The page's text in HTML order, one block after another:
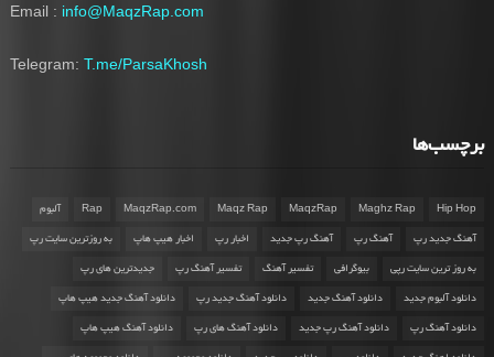
Email : info@MaqzRap.com
Telegram: T.me/ParsaKhosh
برچسب‌ها
Hip Hop
Maghz Rap
MaqzRap
Maqz Rap
MaqzRap.com
Rap آلبوم
آهنگ جدید رپ آهنگ رپ آهنگ رپ جدید اخبار رپ اخبار هیپ هاپ به روزترین سایت رپ
به روز ترین سایت رپی بیوگرافی تفسیر آهنگ تفسیر آهنگ رپ جدیدترین های رپ
دانلود آلبوم جدید دانلود آهنگ جدید دانلود آهنگ جدید رپ دانلود آهنگ جدید هیپ هاپ
دانلود آهنگ رپ دانلود آهنگ رپ جدید دانلود آهنگ های رپ دانلود آهنگ هیپ هاپ